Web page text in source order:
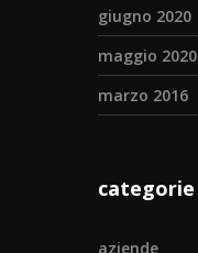
giugno 2020
maggio 2020
marzo 2016
categorie
aziende